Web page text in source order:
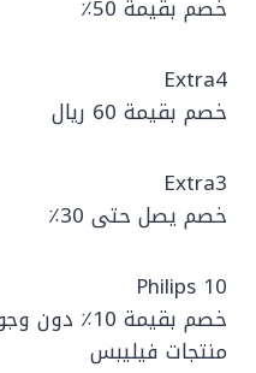
خصم بقيمة 50٪
Extra4
خصم بقيمة 60 ريال
Extra3
خصم يصل حتى 30٪
Philips 10
خصم بقيمة
منتجات فيليبس